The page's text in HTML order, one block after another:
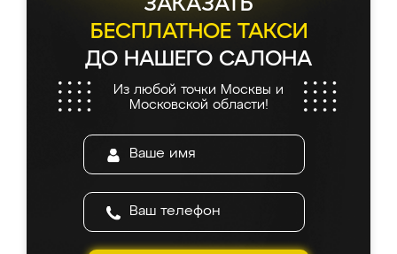
ЗАКАЗАТЬ
БЕСПЛАТНОЕ ТАКСИ
ДО НАШЕГО САЛОНА
Из любой точки Москвы и
Московской области!